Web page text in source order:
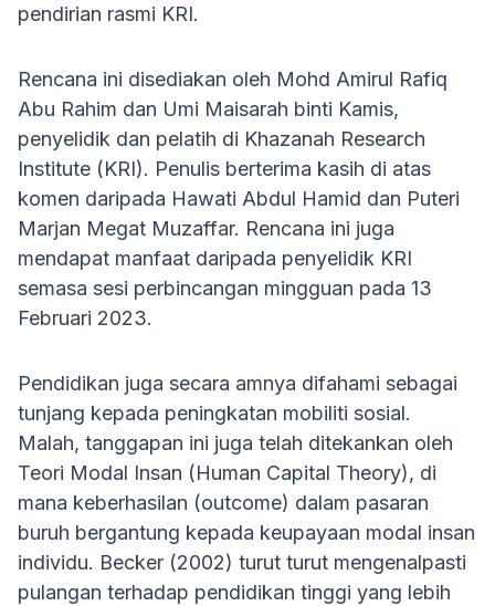
pendirian rasmi KRI.
Rencana ini disediakan oleh Mohd Amirul Rafiq
Abu Rahim dan Umi Maisarah binti Kamis,
penyelidik dan pelatih di Khazanah Research
Institute (KRI). Penulis berterima kasih di atas
komen daripada Hawati Abdul Hamid dan Puteri
Marjan Megat Muzaffar. Rencana ini juga
mendapat manfaat daripada penyelidik KRI
semasa sesi perbincangan mingguan pada 13
Februari 2023.
Pendidikan juga secara amnya difahami sebagai
tunjang kepada peningkatan mobiliti sosial.
Malah, tanggapan ini juga telah ditekankan oleh
Teori Modal Insan (Human Capital Theory), di
mana keberhasilan (outcome) dalam pasaran
buruh bergantung kepada keupayaan modal insan
individu. Becker (2002) turut turut mengenalpasti
pulangan terhadap pendidikan tinggi yang lebih